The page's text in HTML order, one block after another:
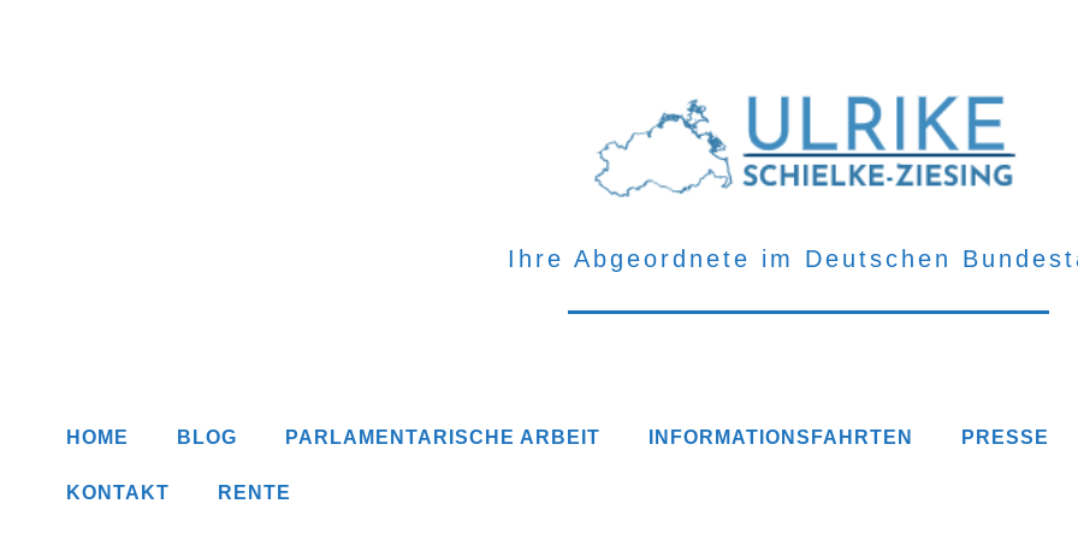
Ihre Abgeordnete im Deutschen
HOME BLOG PARLAMENTARISCHE ARBEIT INFORMATIONSFAHRTEN PRESSE
KONTAKT RENTE